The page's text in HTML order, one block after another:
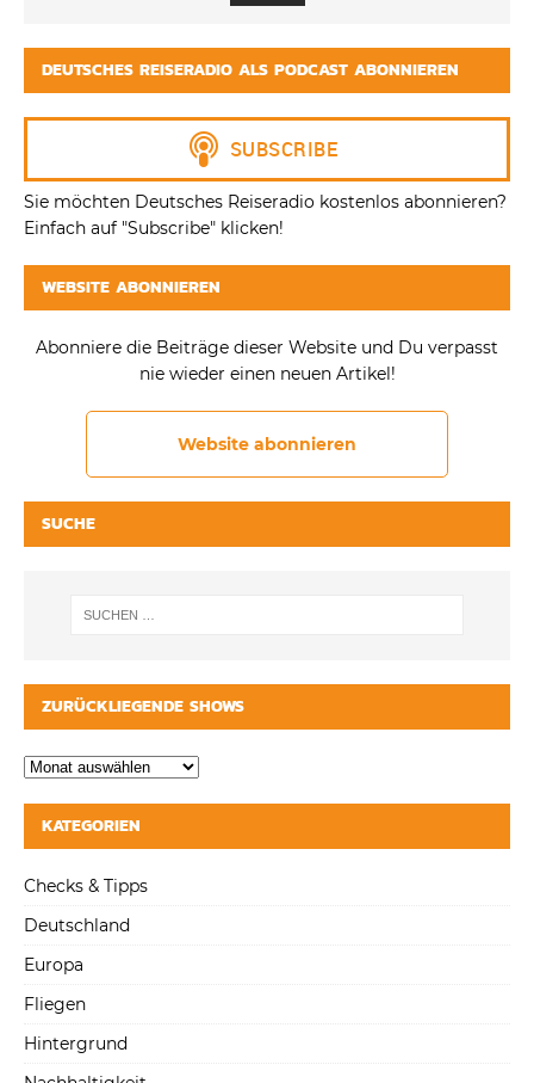
DEUTSCHES REISERADIO ALS PODCAST ABONNIEREN
Sie möchten Deutsches Reiseradio kostenlos abonnieren?
Einfach auf "Subscribe" klicken!
WEBSITE ABONNIEREN
Abonniere die Beiträge dieser Website und Du verpasst
nie wieder einen neuen Artikel!
Website abonnieren
SUCHE
ZURÜCKLIEGENDE SHOWS
KATEGORIEN
Checks & Tipps
Deutschland
Europa
Fliegen
Hintergrund